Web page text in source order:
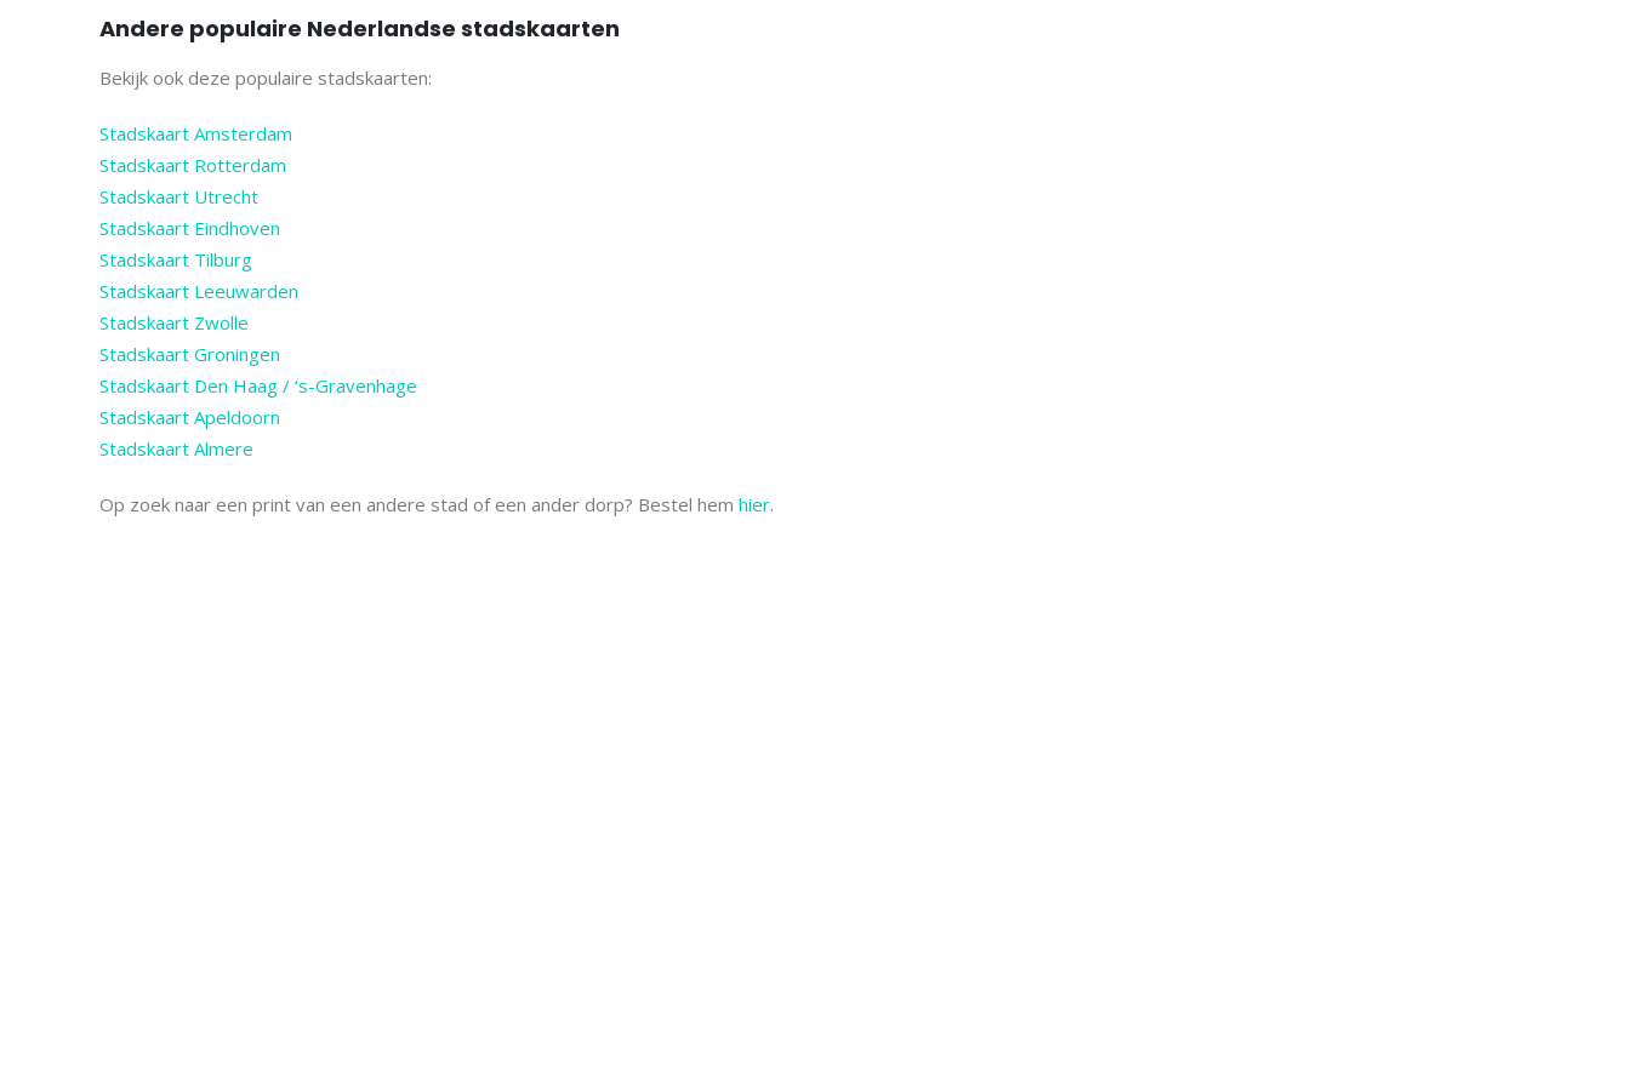
Andere populaire Nederlandse stadskaarten
Bekijk ook deze populaire stadskaarten:
Stadskaart Amsterdam
Stadskaart Rotterdam
Stadskaart Utrecht
Stadskaart Eindhoven
Stadskaart Tilburg
Stadskaart Leeuwarden
Stadskaart Zwolle
Stadskaart Groningen
Stadskaart Den Haag / ‘s-Gravenhage
Stadskaart Apeldoorn
Stadskaart Almere
Op zoek naar een print van een andere stad of een ander dorp? Bestel hem hier.